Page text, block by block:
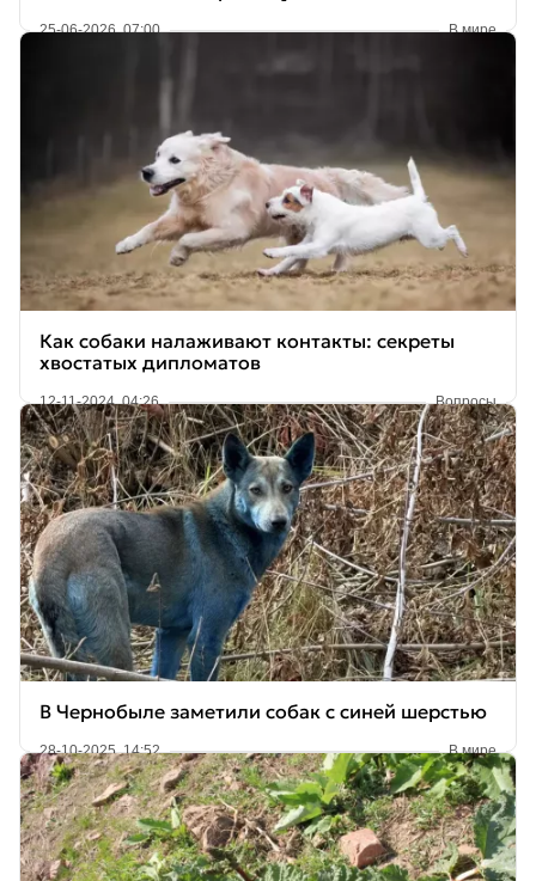
25-06-2026, 07:00 В мире
Как собаки налаживают контакты: секреты
хвостатых дипломатов
12-11-2024, 04:26 Вопросы
В Чернобыле заметили собак с синей шерстью
28-10-2025, 14:52 В мире